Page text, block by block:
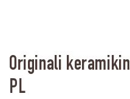
Originali
PL